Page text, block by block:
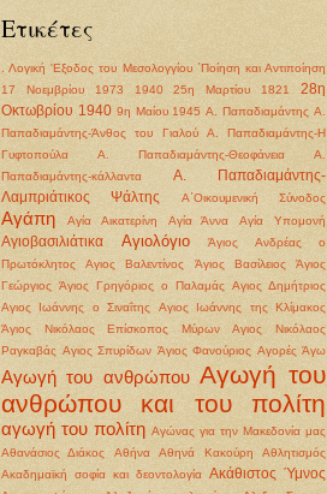
Ετικέτες
. Λογική 'Εξοδος του Μεσολογγίου ΄Ποίηση και Αντιποίηση
17 Νοεμβρίου 1973
1940 25η Μαρτίου 1821
28η
Οκτωβρίου 1940 9η Μαίου 1945 Α. Παπαδιαμάντης Α.
Παπαδιαμάντης-Άνθος του Γιαλού
Α. Παπαδιαμάντης-Η
Γυφτοπούλα
Α. Παπαδιαμάντης-Θεοφάνεια
Α.
Παπαδιαμάντης-κάλλαντα
Α. Παπαδιαμάντης-
Λαμπριάτικος Ψάλτης
Α΄Οικουμενική Σύνοδος
Αγάπη Αγία Αικατερίνη Αγία Άννα Αγία Υπομονή
Αγιοβασιλιάτικα Αγιολόγιο
Άγιος Ανδρέας ο
Πρωτόκλητος
Αγιος Βαλεντίνος Άγιος Βασίλειος
Άγιος
Γεώργιος
Άγιος Γρηγόριος ο Παλαμάς Αγιος Δημήτριος
Αγιος Ιωάννης ο Σιναΐτης
Αγιος Ιωάννης της Κλίμακος
Άγιος Νικόλαος Επίσκοπος Μύρων
Αγιος Νικόλαος
Ραγκαβάς Αγιος Σπυρίδων Άγιος Φανούριος Αγορές Άγω
Αγωγή του ανθρώπου Αγωγή του
ανθρώπου και του πολίτη
αγωγή του πολίτη Αγώνας για την Μακεδονία μας
Αθανάσιος Διάκος
Αθήνα Αθηνά Κακούρη
Αθλητισμός
Ακαδημαϊκή σοφία και δεοντολογία Ακάθιστος Ύμνος